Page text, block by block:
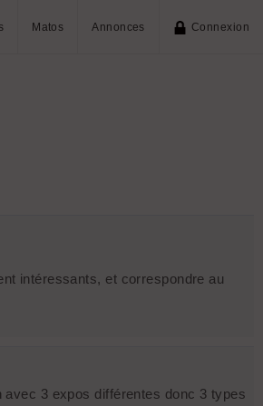
Matos Annonces Connexion
intéressants, et correspondre au
3 expos différentes donc 3 types